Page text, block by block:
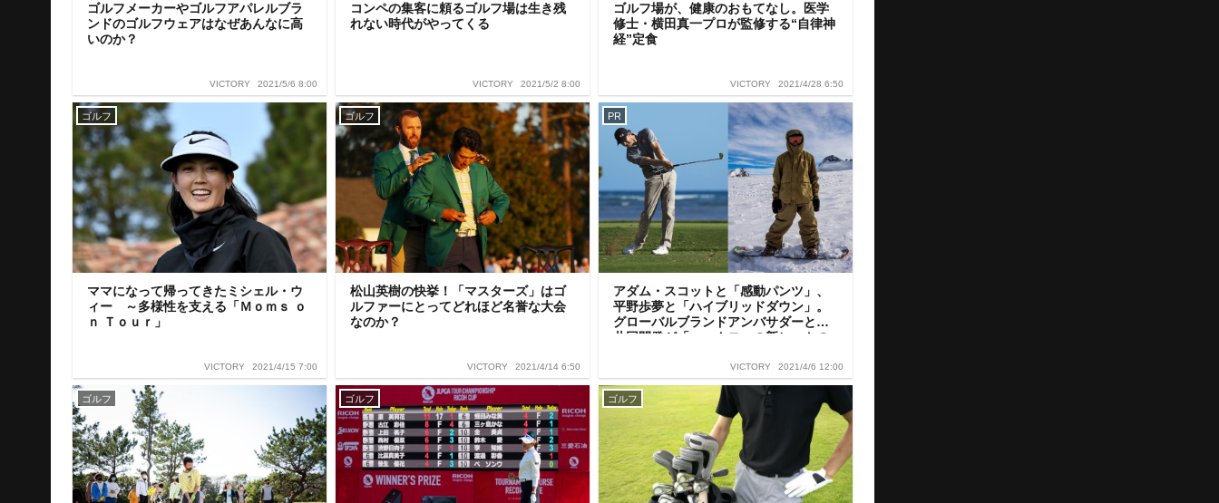
ゴルフメーカーやゴルフアパレルブラ
ンドのゴルフウェアはなぜあんなに高
いのか？
VICTORY 2021/5/6 8:00
コンペの集客に頼るゴルフ場は生き残
れない時代がやってくる
VICTORY 2021/5/2 8:00
ゴルフ場が、健康のおもてなし。医学
修士・横田真一プロが監修する“自律神
経”定食
VICTORY 2021/4/28 6:50
ゴルフ
ママになって帰ってきたミシェル・ウ
ィー ～多様性を支える「Ｍｏｍｓ ｏ
ｎ Ｔｏｕｒ」
VICTORY 2021/4/15 7:00
ゴルフ
松山英樹の快挙！「マスターズ」はゴ
ルファーにとってどれほど名誉な大会
なのか？
VICTORY 2021/4/14 6:50
PR
アダム・スコットと「感動パンツ」、
平野歩夢と「ハイブリッドダウン」。
グローバルブランドアンバサダーとの
共同開発が「ユニクロ」の新ヒットの
VICTORY 2021/4/6 12:00
ゴルフ ゴルフ ゴルフ